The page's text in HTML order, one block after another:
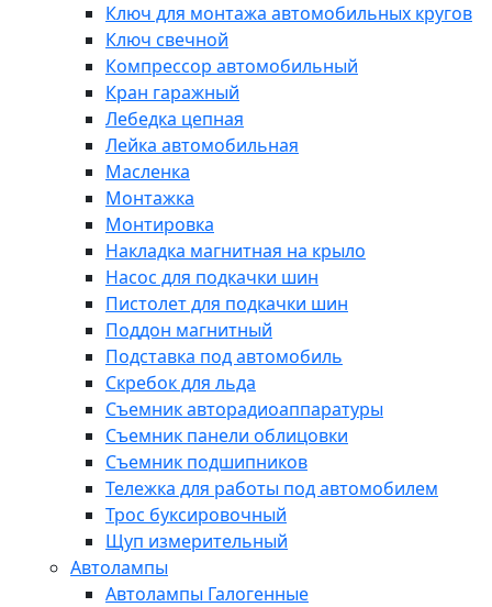
Ключ для монтажа автомобильных кругов
Ключ свечной
Компрессор автомобильный
Кран гаражный
Лебедка цепная
Лейка автомобильная
Масленка
Монтажка
Монтировка
Накладка магнитная на крыло
Насос для подкачки шин
Пистолет для подкачки шин
Поддон магнитный
Подставка под автомобиль
Скребок для льда
Съемник авторадиоаппаратуры
Съемник панели облицовки
Съемник подшипников
Тележка для работы под автомобилем
Трос буксировочный
Щуп измерительный
Автолампы
Автолампы Галогенные